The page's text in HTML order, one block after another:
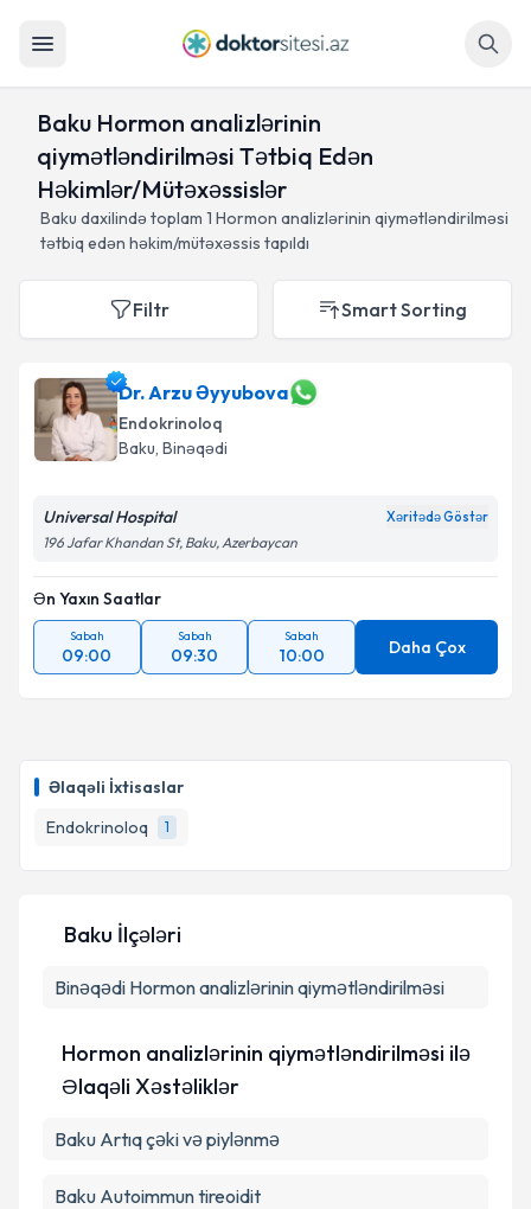
Baku Hormon analizlərinin
qiymətləndirilməsi Tətbiq Edən
Həkimlər/Mütəxəssislər
Baku daxilində toplam 1 Hormon analizlərinin qiymətləndirilməsi
tətbiq edən həkim/mütəxəssis tapıldı
Əlaqəli İxtisaslar
Endokrinoloq
1
Filtr Smart Sorting
Dr. Arzu Əyyubova
Endokrinoloq
Baku, Binəqədi
Universal Hospital Xəritədə Göstər
196 Jafar Khandan St, Baku, Azerbaycan
Ən Yaxın Saatlar
Sabah
09:00
Sabah
09:30
Sabah
10:00 Daha Çox
Baku İlçələri
Binəqədi Hormon analizlərinin qiymətləndirilməsi
Hormon analizlərinin qiymətləndirilməsi ilə
Əlaqəli Xəstəliklər
Baku Artıq çəki və piylənmə
Baku Autoimmun tireoidit